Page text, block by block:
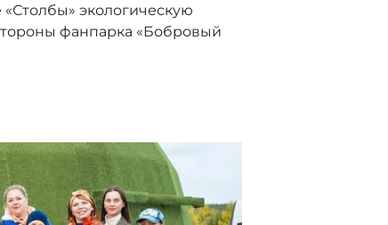
экологическую
фанпарка «Бобровый